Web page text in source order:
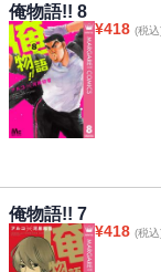
俺物語!! 8
¥418 (税
俺物語!! 7
¥418 (税